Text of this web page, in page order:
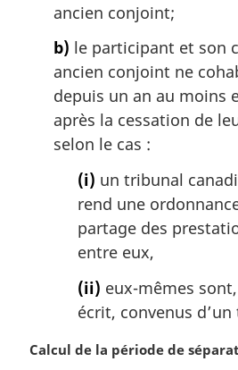
ancien conjoint;
b) le participant et son
ancien conjoint ne
depuis un an au moins
après la cessation de
selon le cas :
(i) un tribunal
rend une
partage des
entre eux,
(ii) eux-mêmes
écrit, convenus
N
Calcul de la période de